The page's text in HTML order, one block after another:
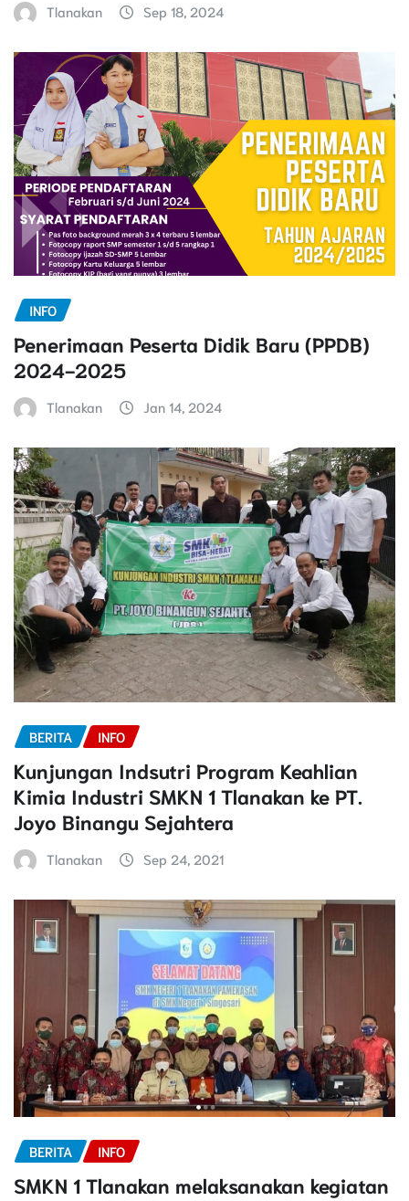
Tlanakan Sep 18, 2024
INFO
Penerimaan Peserta Didik Baru (PPDB)
2024-2025
Tlanakan Jan 14, 2024
BERITA INFO
Kunjungan Indsutri Program Keahlian
Kimia Industri SMKN 1 Tlanakan ke PT.
Joyo Binangu Sejahtera
Tlanakan Sep 24, 2021
BERITA INFO
SMKN 1 Tlanakan melaksanakan kegiatan